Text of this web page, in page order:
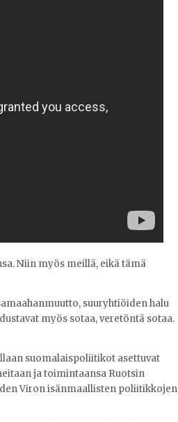
Niin myös meillä, eikä tämä
suuryhtiöiden halu
myös sotaa, veretöntä sotaa.
suomalaispoliitikot asettuvat
ja toimintaansa Ruotsin
Viron isänmaallisten poliitikkojen